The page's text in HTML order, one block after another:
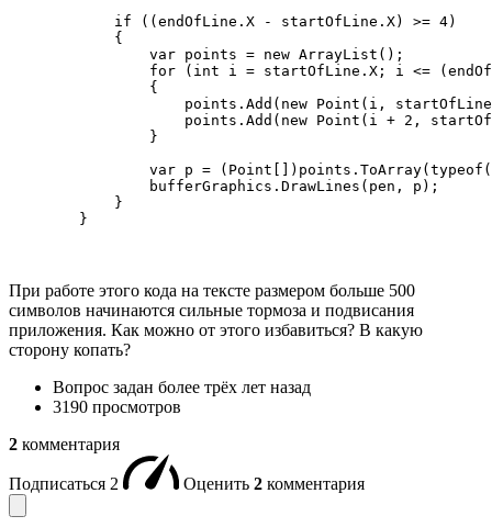
            if ((endOfLine.X - startOfLine.X) >= 4)
            {
                var points = new ArrayList();
for (int i = startOfLine.X; i <=
                {
points.Add(new Point(i,
points.Add(new Point(i + 2,
                }
var p =
                bufferGraphics.DrawLines(pen, p);
            }
        }
При работе этого кода на тексте размером больше 500
символов начинаются сильные тормоза и подвисания
приложения. Как можно от этого избавиться? В какую
сторону копать?
Вопрос задан более трёх лет назад
3190 просмотров
2 комментария
Подписаться 2 Оценить 2 комментария